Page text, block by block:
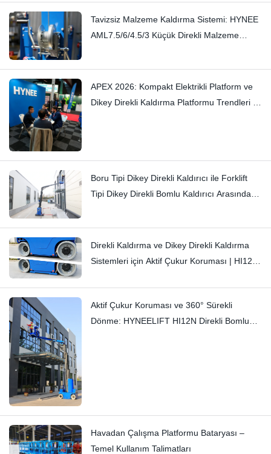
Tavizsiz Malzeme Kaldırma Sistemi: HYNEE
AML7.5/6/4.5/3 Küçük Direkli Malzeme
Ortadan Kaldırıyor
APEX 2026: Kompakt Elektrikli Platform ve
Dikey Direkli Kaldırma Platformu Trendleri —
Boru Tipi Dikey Direkli Kaldırıcı ile Forklift
Tipi Dikey Direkli Bomlu Kaldırıcı Arasındaki
Direkli Kaldırma ve Dikey Direkli Kaldırma
Sistemleri için Aktif Çukur Koruması | HI12N
Aktif Çukur Koruması ve 360° Sürekli
Dönme: HYNEELIFT HI12N Direkli Bomlu
Havadan Çalışma Platformu Bataryası –
Temel Kullanım Talimatları